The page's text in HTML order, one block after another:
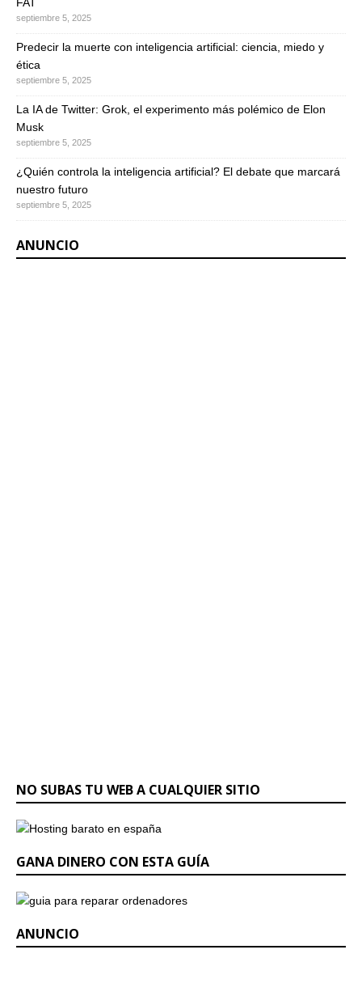
septiembre 5, 2025
Predecir la muerte con inteligencia artificial: ciencia, miedo y
ética
septiembre 5, 2025
La IA de Twitter: Grok, el experimento más polémico de Elon
Musk
septiembre 5, 2025
¿Quién controla la inteligencia artificial? El debate que marcará
nuestro futuro
septiembre 5, 2025
ANUNCIO
NO SUBAS TU WEB A CUALQUIER SITIO
GANA DINERO CON ESTA GUÍA
ANUNCIO